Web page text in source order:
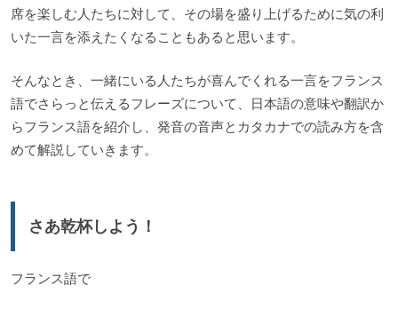
席を楽しむ人たちに対して、その場を盛り上げるために気の利
いた一言を添えたくなることもあると思います。
そんなとき、一緒にいる人たちが喜んでくれる一言をフランス
語でさらっと伝えるフレーズについて、日本語の意味や翻訳か
らフランス語を紹介し、発音の音声とカタカナでの読み方を含
めて解説していきます。
さあ乾杯しよう！
フランス語で